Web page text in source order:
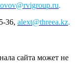
.
36, alext@threea.kz.
сайта может не